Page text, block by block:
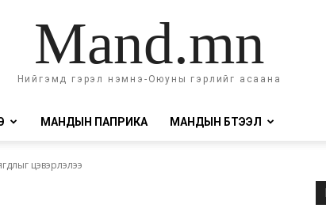
Mand.mn
Нийгэмд гэрэл нэмнэ-Оюуны гэрлийг асаана
МАНДЫН ПАПРИКА МАНДЫН БҮТЭЭЛ
цэвэрлэлээ